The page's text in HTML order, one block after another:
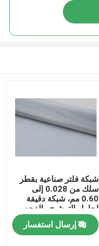
شبكة فلتر صناعية بقطر
سلك من 0.028 إلى
0.60 مم، شبكة دقيقة
لحلول الترشيح والفحص
الدقيقة
إرسال استفسار